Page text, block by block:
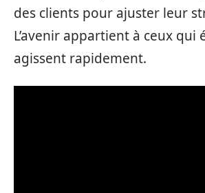
des clients pour ajuster leur
L’avenir appartient à ceux qui
agissent rapidement.